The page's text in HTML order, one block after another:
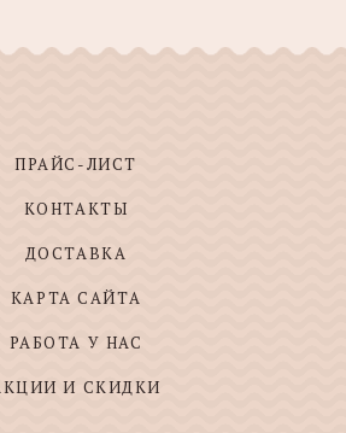
ПРАЙС-ЛИСТ
КОНТАКТЫ
ДОСТАВКА
КАРТА САЙТА
РАБОТА У НАС
И СКИДКИ